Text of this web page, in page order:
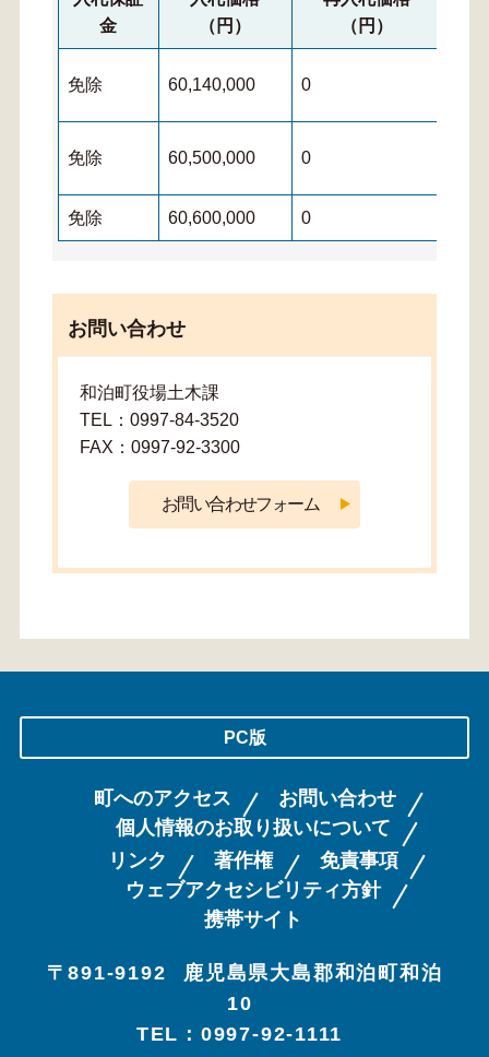
金
（円）
（円）
免除 60,140,000 0
免除 60,500,000 0
免除 60,600,000 0
お問い合わせ
和泊町役場土木課
TEL：0997-84-3520
FAX：0997-92-3300
PC版
町へのアクセス
お問い合わせ
個人情報のお取り扱いについて
リンク
著作権
免責事項
ウェブアクセシビリティ方針
携帯サイト
〒891-9192
鹿児島県大島郡和泊町和泊
10
TEL：0997-92-1111